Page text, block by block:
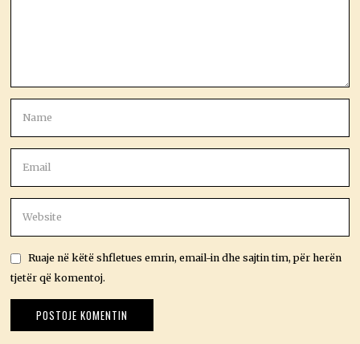
Ruaje në këtë shfletues emrin, email-in dhe sajtin tim, për herën
tjetër që komentoj.